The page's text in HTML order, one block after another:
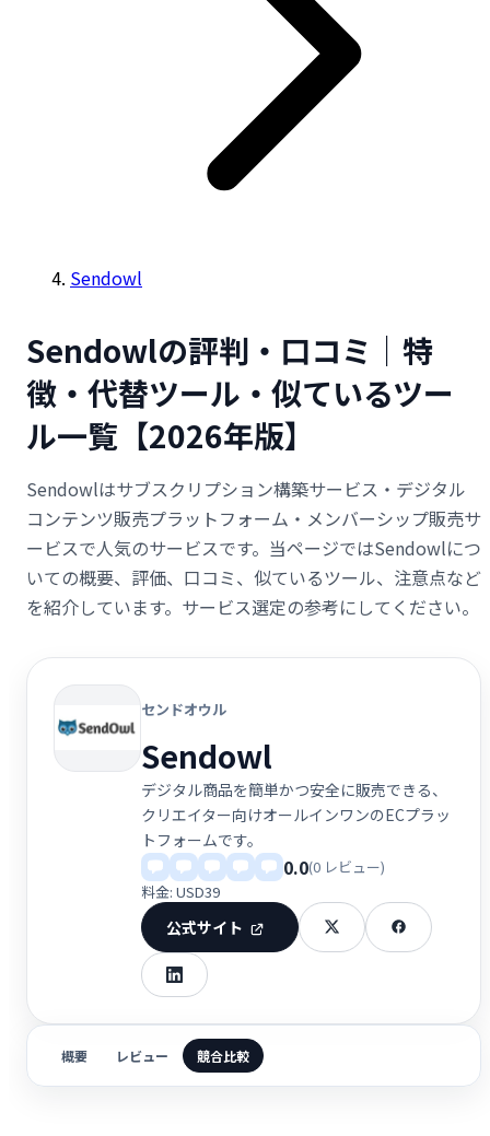
Sendowl
Sendowlの評判・口コミ｜特
徴・代替ツール・似ているツー
ル一覧【2026年版】
Sendowlはサブスクリプション構築サービス・デジタル
コンテンツ販売プラットフォーム・メンバーシップ販売サ
ービスで人気のサービスです。当ページではSendowlにつ
いての概要、評価、口コミ、似ているツール、注意点など
を紹介しています。サービス選定の参考にしてください。
センドオウル
Sendowl
デジタル商品を簡単かつ安全に販売できる、
クリエイター向けオールインワンのECプラッ
トフォームです。
0.0(0 レビュー)
料金: USD39
公式サイト
概要 レビュー 競合比較